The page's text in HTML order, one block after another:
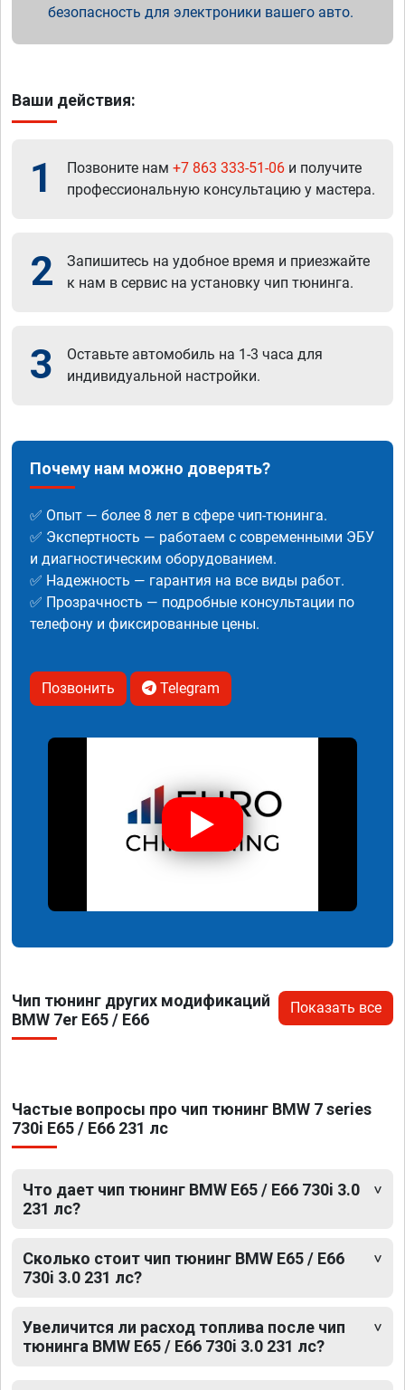
безопасность для электроники вашего авто.
Ваши действия:
1 Позвоните нам +7 863 333-51-06 и получите
профессиональную консультацию у мастера.
2
Запишитесь на удобное время и приезжайте
к нам в сервис на установку чип тюнинга.
3
Оставьте автомобиль на 1-3 часа для
индивидуальной настройки.
Почему нам можно доверять?
✅ Опыт — более 8 лет в сфере чип-тюнинга.
✅ Экспертность — работаем с современными ЭБУ
и диагностическим оборудованием.
✅ Надежность — гарантия на все виды работ.
✅ Прозрачность — подробные консультации по
телефону и фиксированные цены.
Позвонить Telegram
Чип тюнинг других модификаций
BMW 7er E65 / E66
Показать все
Частые вопросы про чип тюнинг BMW 7 series
730i E65 / E66 231 лс
Что дает чип тюнинг BMW E65 / E66 730i 3.0
231 лс?
Сколько стоит чип тюнинг BMW E65 / E66
730i 3.0 231 лс?
Увеличится ли расход топлива после чип
тюнинга BMW E65 / E66 730i 3.0 231 лс?